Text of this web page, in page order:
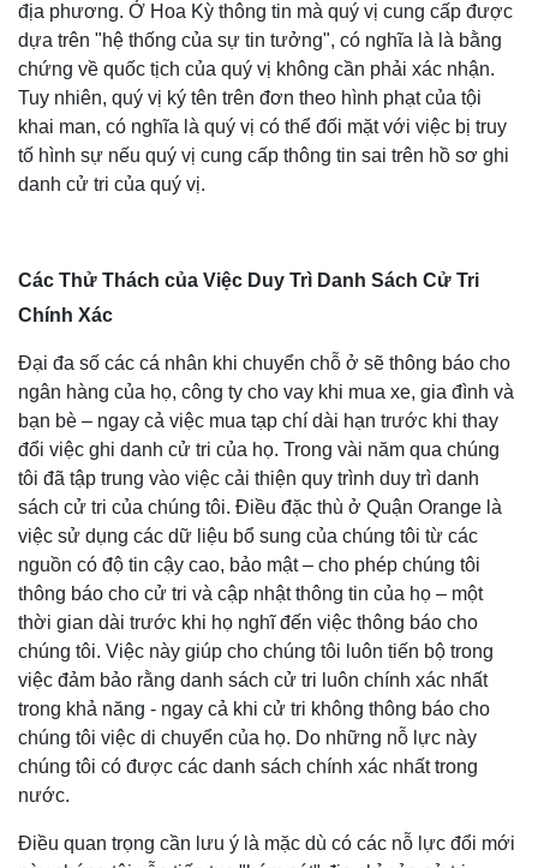
địa phương. Ở Hoa Kỳ thông tin mà quý vị cung cấp được
dựa trên "hệ thống của sự tin tưởng", có nghĩa là là bằng
chứng về quốc tịch của quý vị không cần phải xác nhận.
Tuy nhiên, quý vị ký tên trên đơn theo hình phạt của tội
khai man, có nghĩa là quý vị có thể đối mặt với việc bị truy
tố hình sự nếu quý vị cung cấp thông tin sai trên hồ sơ ghi
danh cử tri của quý vị.
Các Thử Thách của Việc Duy Trì Danh Sách Cử Tri
Chính Xác
Đại đa số các cá nhân khi chuyển chỗ ở sẽ thông báo cho
ngân hàng của họ, công ty cho vay khi mua xe, gia đình và
bạn bè – ngay cả việc mua tạp chí dài hạn trước khi thay
đổi việc ghi danh cử tri của họ. Trong vài năm qua chúng
tôi đã tập trung vào việc cải thiện quy trình duy trì danh
sách cử tri của chúng tôi. Điều đặc thù ở Quận Orange là
việc sử dụng các dữ liệu bổ sung của chúng tôi từ các
nguồn có độ tin cậy cao, bảo mật – cho phép chúng tôi
thông báo cho cử tri và cập nhật thông tin của họ – một
thời gian dài trước khi họ nghĩ đến việc thông báo cho
chúng tôi. Việc này giúp cho chúng tôi luôn tiến bộ trong
việc đảm bảo rằng danh sách cử tri luôn chính xác nhất
trong khả năng - ngay cả khi cử tri không thông báo cho
chúng tôi việc di chuyển của họ. Do những nỗ lực này
chúng tôi có được các danh sách chính xác nhất trong
nước.
Điều quan trọng cần lưu ý là mặc dù có các nỗ lực đổi mới